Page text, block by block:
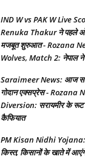
IND W vs PAK W Live
Renuka Thakur ने पहले
मजबूत शुरुआत - Rozana
Wolves, Match 2: नेपाल ने
Saraimeer News: आज
गोदान एक्सप्रेस - Rozana
Diversion: सरायमीर के रूट
कैफियात
PM Kisan Nidhi Yojana:
किस्त, किसानों के खाते में